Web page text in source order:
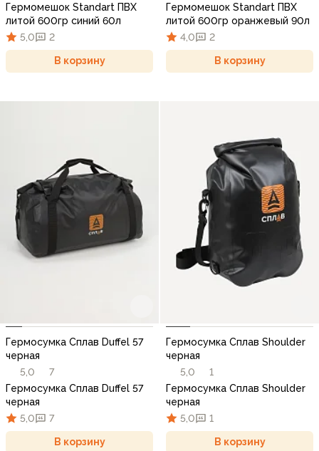
Гермомешок Standart ПВХ
литой 600гр синий 60л
5,0
2
В корзину
Гермомешок Standart ПВХ
литой 600гр оранжевый 90л
4,0
2
В корзину
Гермосумка Сплав Duffel 57
черная
5,0
7
Гермосумка Сплав Duffel 57
черная
5,0
7
В корзину
Гермосумка Сплав Shoulder
черная
5,0
1
Гермосумка Сплав Shoulder
черная
5,0
1
В корзину